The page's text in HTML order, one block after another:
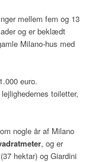
mellem fem og 13
og er beklædt
Milano-hus med
euro.
toiletter,
nogle år af Milano
, og er
hektar) og Giardini